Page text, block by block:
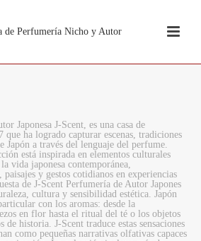
Japonesa J-Scent, es una casa de
que ha logrado capturar escenas, tradiciones
Japón a través del lenguaje del perfume.
está inspirada en elementos culturales
vida japonesa contemporánea,
y gestos cotidianos en experiencias
de J-Scent Perfumería de Autor Japones
cultura y sensibilidad estética. Japón
con los aromas: desde la
en flor hasta el ritual del té o los objetos
de historia. J-Scent traduce estas sensaciones
como pequeñas narrativas olfativas capaces